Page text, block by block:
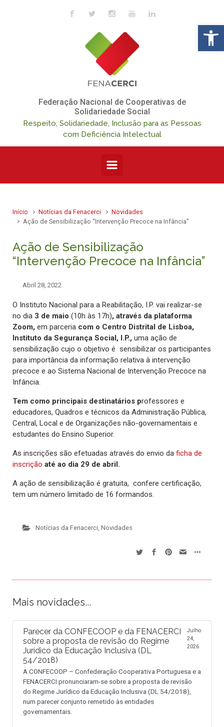
Skip to main content
Federação Nacional de Cooperativas de
Solidariedade Social
Respeito, Solidariedade, Inclusão para as Pessoas
com Deficiência Intelectual
Início Notícias da Fenacerci
Novidades
Ação de Sensibilização “Intervenção Precoce na Infância”
Ação de Sensibilização
“Intervenção Precoce na Infância”
Abril 28, 2022
O Instituto Nacional para a Reabilitação, I.P. vai realizar-se
no dia 3 de maio (10h às 17h), através da plataforma
Zoom, em parceria com o Centro Distrital de Lisboa,
Instituto da Segurança Social, I.P., uma ação de
sensibilização cujo o objetivo é sensibilizar os participantes
para importância da informação relativa à intervenção
precoce e ao Sistema Nacional de Intervenção Precoce na
Infância.
Tem como principais destinatários professores e
educadores, Quadros e técnicos da Administração Pública,
Central, Local e de Organizações não-governamentais e
estudantes do Ensino Superior.
As inscrições são efetuadas através do envio da ficha de
inscrição até ao dia 29 de abril.
A ação de sensibilização é gratuita, confere certificação,
tem um número limitado de 16 formandos.
Notícias da Fenacerci Novidades
Mais novidades...
Parecer da CONFECOOP e da FENACERCI
sobre a proposta de revisão do Regime
Jurídico da Educação Inclusiva (DL
54/2018)
Julho
24,
2026
A CONFECOOP – Confederação Cooperativa Portuguesa e a
FENACERCI pronunciaram-se sobre a proposta de revisão
do Regime Jurídico da Educação Inclusiva (DL 54/2018),
num parecer conjunto remetido às entidades
governamentais.